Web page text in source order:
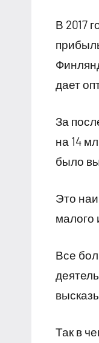
В 2017
дает
За
на 14
было
Это
малого
Все
Так в